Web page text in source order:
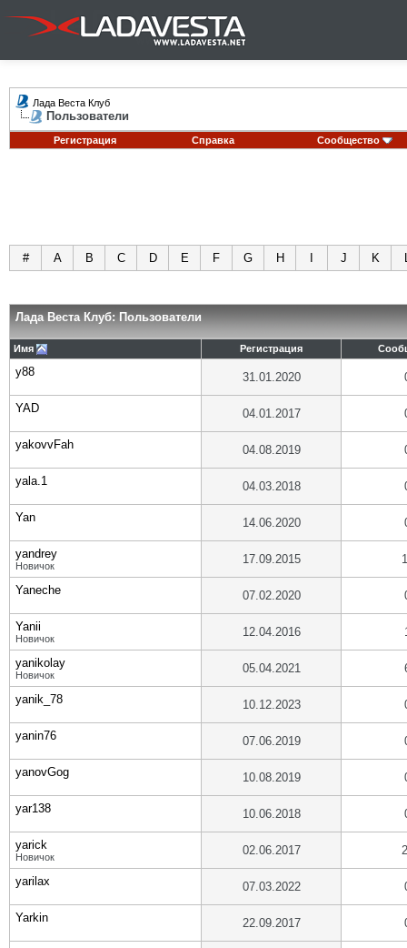
Лада Веста Клуб
Пользователи
Регистрация Справка Сообщество
# A B C D E F G H J K
Лада Веста Клуб: Пользователи
Имя Регистрация
y88 31.01.2020
YAD 04.01.2017
yakovvFah 04.08.2019
yala.1 04.03.2018
Yan 14.06.2020
yandrey
Новичок 17.09.2015
Yaneche 07.02.2020
Yanii
Новичок 12.04.2016
yanikolay
Новичок 05.04.2021
yanik_78 10.12.2023
yanin76 07.06.2019
yanovGog 10.08.2019
yar138 10.06.2018
yarick
Новичок 02.06.2017
yarilax 07.03.2022
Yarkin 22.09.2017